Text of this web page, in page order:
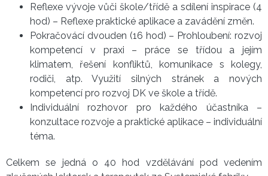
Reflexe vývoje vůči škole/třídě a sdílení inspirace (4
hod) – Reflexe praktické aplikace a zavádění změn.
Pokračovácí dvouden (16 hod) – Prohloubení: rozvoj
kompetencí v praxi – práce se třídou a jejím
klimatem, řešení konfliktů, komunikace s kolegy,
rodiči, atp. Využití silných stránek a nových
kompetencí pro rozvoj DK ve škole a třídě.
Individuální rozhovor pro každého účastníka –
konzultace rozvoje a praktické aplikace – individuální
téma.
Celkem se jedná o 40 hod vzdělávání pod vedením